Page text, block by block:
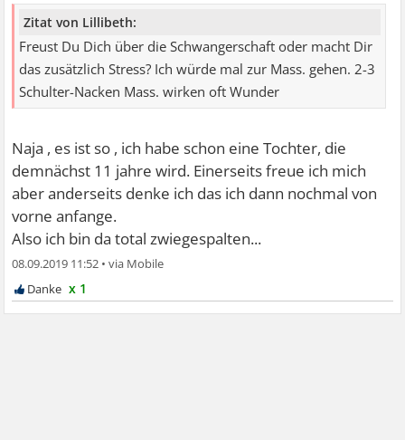
Zitat von Lillibeth:
Freust Du Dich über die Schwangerschaft oder macht Dir
das zusätzlich Stress? Ich würde mal zur Mass. gehen. 2-3
Schulter-Nacken Mass. wirken oft Wunder
Naja , es ist so , ich habe schon eine Tochter, die
demnächst 11 jahre wird. Einerseits freue ich mich
aber anderseits denke ich das ich dann nochmal von
vorne anfange.
Also ich bin da total zwiegespalten...
08.09.2019 11:52 •
x 1